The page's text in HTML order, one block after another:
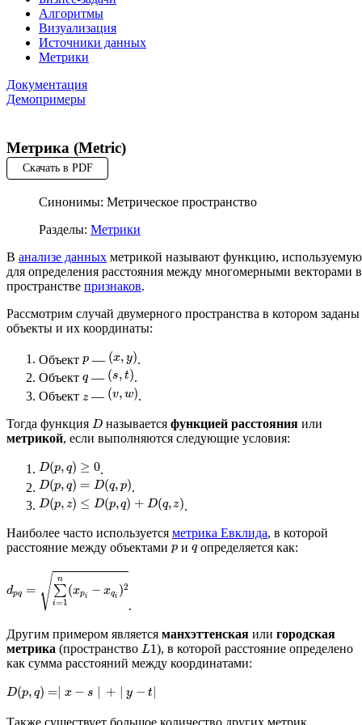
Алгоритмы
Визуализация
Источники данных
Метрики
Документация
Демопримеры
Метрика (Metric)
Скачать в PDF
Синонимы: Метрическое пространство
Разделы: Метрики
В анализе данных метрикой называют функцию, используемую
для определения расстояния между многомерными векторами в
пространстве признаков.
Рассмотрим случай двумерного пространства в котором заданы
объекты и их координаты:
Объект p — (x, y)
Объект q — (s, t).
Объект z — (v, w).
Тогда функция D называется функцией расстояния или
метрикой, если выполняются следующие условия:
D(p, q) ≥ 0.
D(p, q) = D(q, p).
D(p, z) ≤ D(p,q) + D(q,z)
Наиболее часто используется метрика Евклида, в которой
расстояние между объектами p и q определяется как:
dpq = √ n
∑
i=1
(xpi − xqi )2
.
Другим примером является манхэттенская или городская
метрика (пространство L1), в которой расстояние определено
как сумма расстояний между координатами:
D(p, q) = x − s + y − t
Также существует большое количество других метрик,